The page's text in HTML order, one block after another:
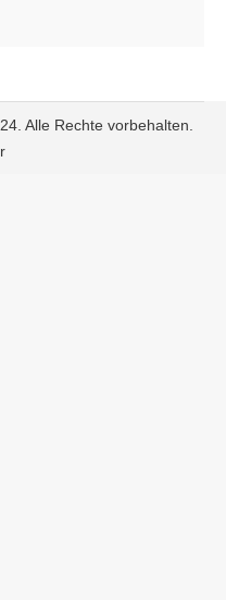
Alle Rechte vorbehalten.